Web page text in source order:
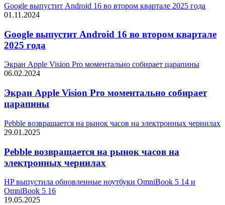
Google выпустит Android 16 во втором квартале 2025 года
01.11.2024
Google выпустит Android 16 во втором квартале
2025 года
Экран Apple Vision Pro моментально собирает царапины
06.02.2024
Экран Apple Vision Pro моментально собирает
царапины
Pebble возвращается на рынок часов на электронных чернилах
29.01.2025
Pebble возвращается на рынок часов на
электронных чернилах
HP выпустила обновленные ноутбуки OmniBook 5 14 и
OmniBook 5 16
19.05.2025